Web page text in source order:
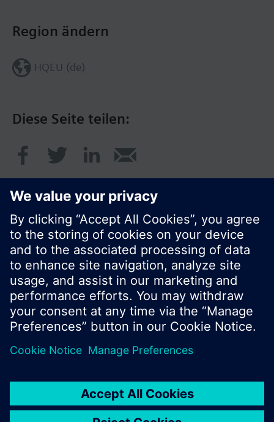
Diese Seite teilen:
Region ändern
HQEU (de)
© Siemens Schweiz AG 2017
Produktangebot und Preise können pro Land
variieren.
Nutzungsbedingungen